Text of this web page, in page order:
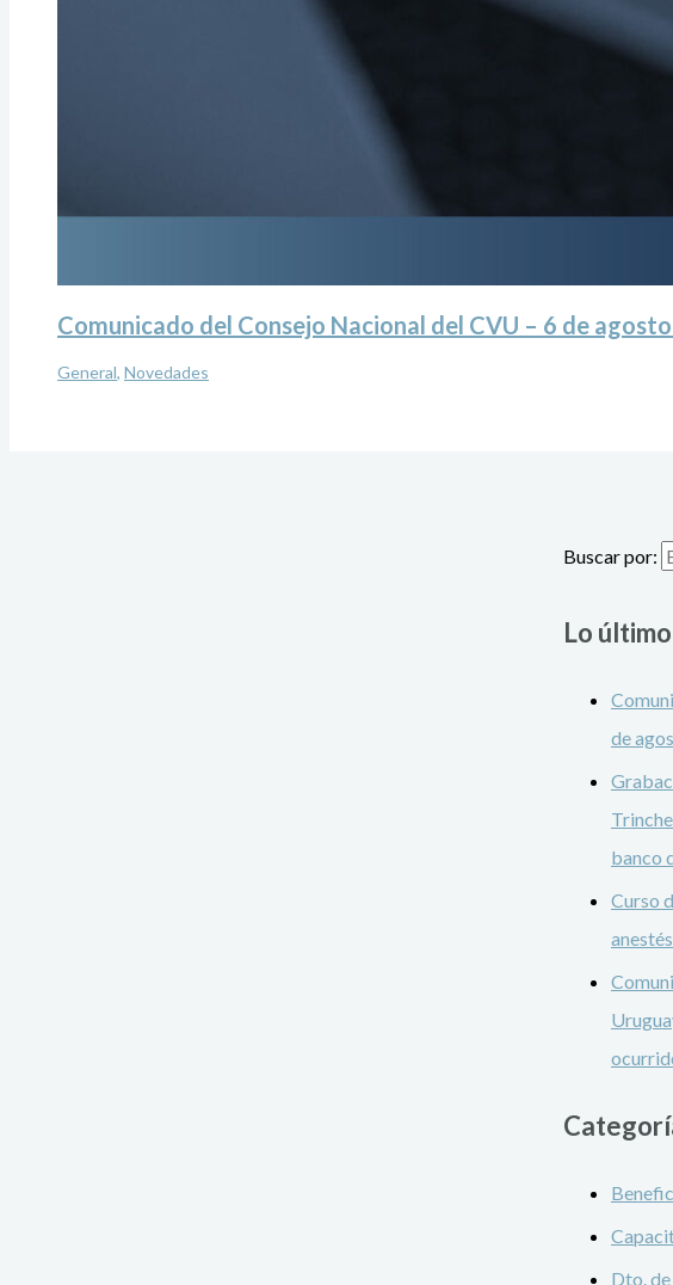
Comunicado del Consejo Nacional del CVU – 6 de
General, Novedades
Buscar por:
Lo
de
banco
Curso
Dto.